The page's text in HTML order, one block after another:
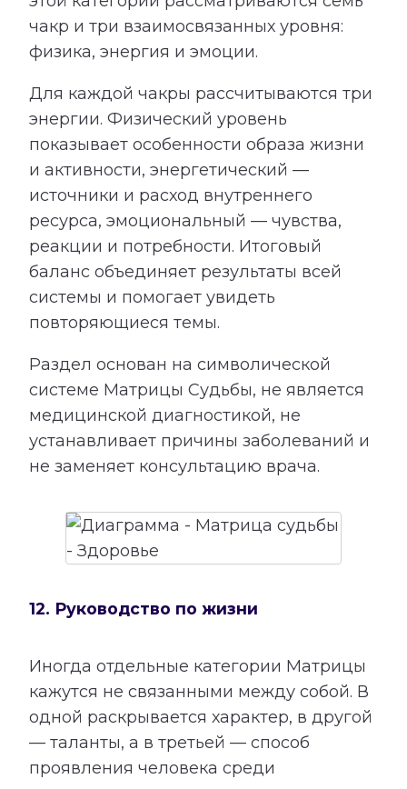
чакр и три взаимосвязанных уровня:
физика, энергия и эмоции.
Для каждой чакры рассчитываются три
энергии. Физический уровень
показывает особенности образа жизни
и активности, энергетический —
источники и расход внутреннего
ресурса, эмоциональный — чувства,
реакции и потребности. Итоговый
баланс объединяет результаты всей
системы и помогает увидеть
повторяющиеся темы.
Раздел основан на символической
системе Матрицы Судьбы, не является
медицинской диагностикой, не
устанавливает причины заболеваний и
не заменяет консультацию врача.
12. Руководство по жизни
Иногда отдельные категории Матрицы
кажутся не связанными между собой. В
одной раскрывается характер, в другой
— таланты, а в третьей — способ
проявления человека среди